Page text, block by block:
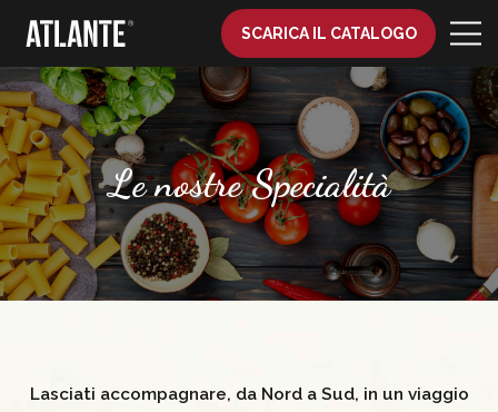
SCARICA IL CATALOGO
Le nostre Specialità
Lasciati accompagnare, da Nord a Sud, in un viaggio